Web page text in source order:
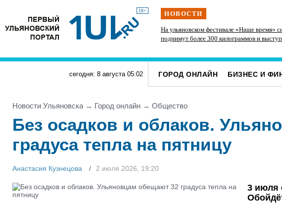
18+ НОВОСТИ
силачи РТРС отмечает своё 25-летие
На ульяновском фестивале «Наше время»
поднимут более 300 килограммов и
сегодня: 8 августа 05:02 ГОРОД ОНЛАЙН БИЗНЕС И
Новости Ульяновска → Город онлайн → Общество
Без осадков и облаков.
градуса тепла на пятницу
Анастасия Кузнецова 2 июля 2026, 19:20
3 июля